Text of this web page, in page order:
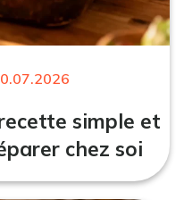
simple et
chez soi